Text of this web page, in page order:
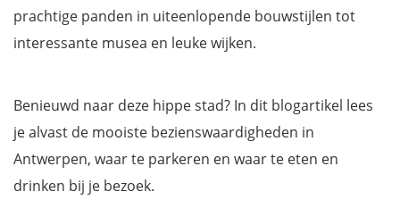
prachtige panden in uiteenlopende bouwstijlen tot
interessante musea en leuke wijken.
Benieuwd naar deze hippe stad? In dit blogartikel lees
je alvast de mooiste bezienswaardigheden in
Antwerpen, waar te parkeren en waar te eten en
drinken bij je bezoek.